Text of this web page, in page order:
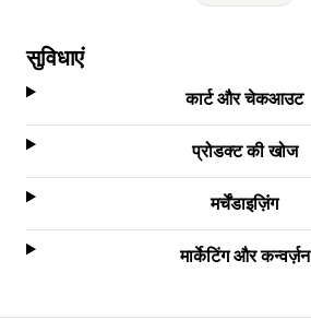
सुविधाएं
कार्ट और चेकआउट
प्रोडक्ट की खोज
मर्चेंडाइज़िंग
मार्केटिंग और कन्वर्ज़न